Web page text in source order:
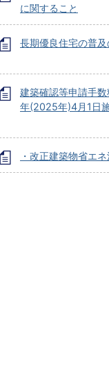
に関すること
長期優良住宅の普
建築確認等申請手
年(2025年)4月1日施
・改正建築物省エ